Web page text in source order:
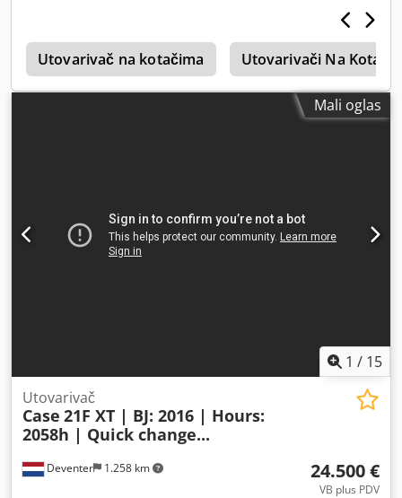
Utovarivač na kotačima Utovarivači Na
Mali oglas
1 / 15
Deventer 1.258 km
Utovarivač
Case 21F XT | BJ: 2016 | Hours:
2058h | Quick change...
24.500 €
VB plus PDV